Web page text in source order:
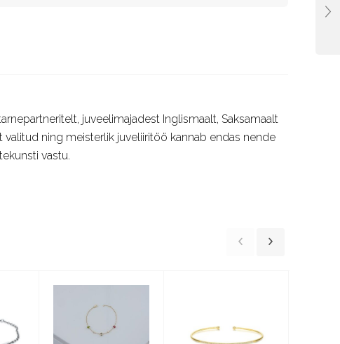
juveelimajadest Inglismaalt, Saksamaalt
ning meisterlik juveliiritöö kannab endas nende
vastu.